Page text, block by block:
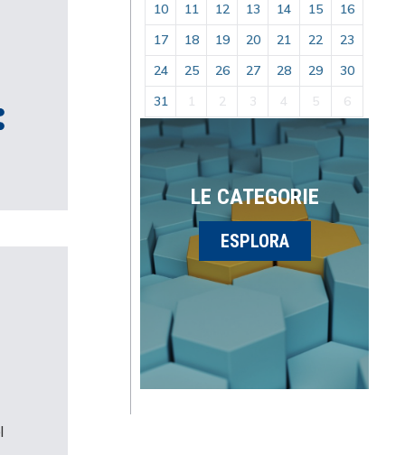
10
11 12 13 14 15
16
17
18 19 20 21 22
23
24
25 26 27 28 29
30
31
1 2 3 4 5 6
LE CATEGORIE
ESPLORA